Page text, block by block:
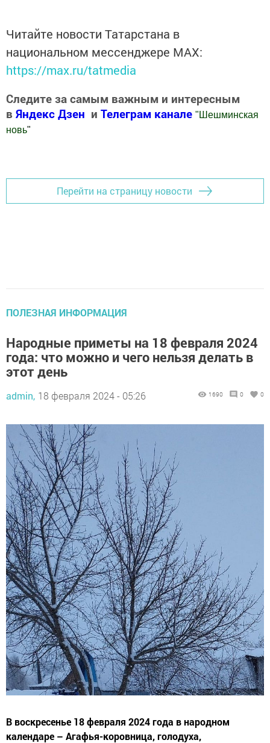
Читайте новости Татарстана в
национальном мессенджере MАХ:
https://max.ru/tatmedia
Следите за самым важным и интересным
в Яндекс Дзен и Телеграм канале " Шешминская
новь"
Перейти на страницу новости
ПОЛЕЗНАЯ ИНФОРМАЦИЯ
Народные приметы на 18 февраля 2024
года: что можно и чего нельзя делать в
этот день
admin, 18 февраля 2024 - 05:26 1690 0 0
В воскресенье 18 февраля 2024 года в народном
календаре – Агафья-коровница, голодуха,